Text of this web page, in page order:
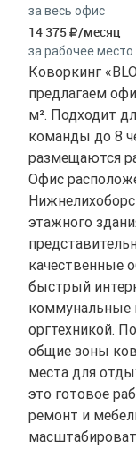
за весь офис
14 375 /месяц
за рабочее место
Коворкинг
предлагаем
м². Подходит
команды до 8
размещаются
Офис
этажного
качественные
быстрый
коммунальные
оргтехникой.
общие зоны
места для
это готовое
ремонт и